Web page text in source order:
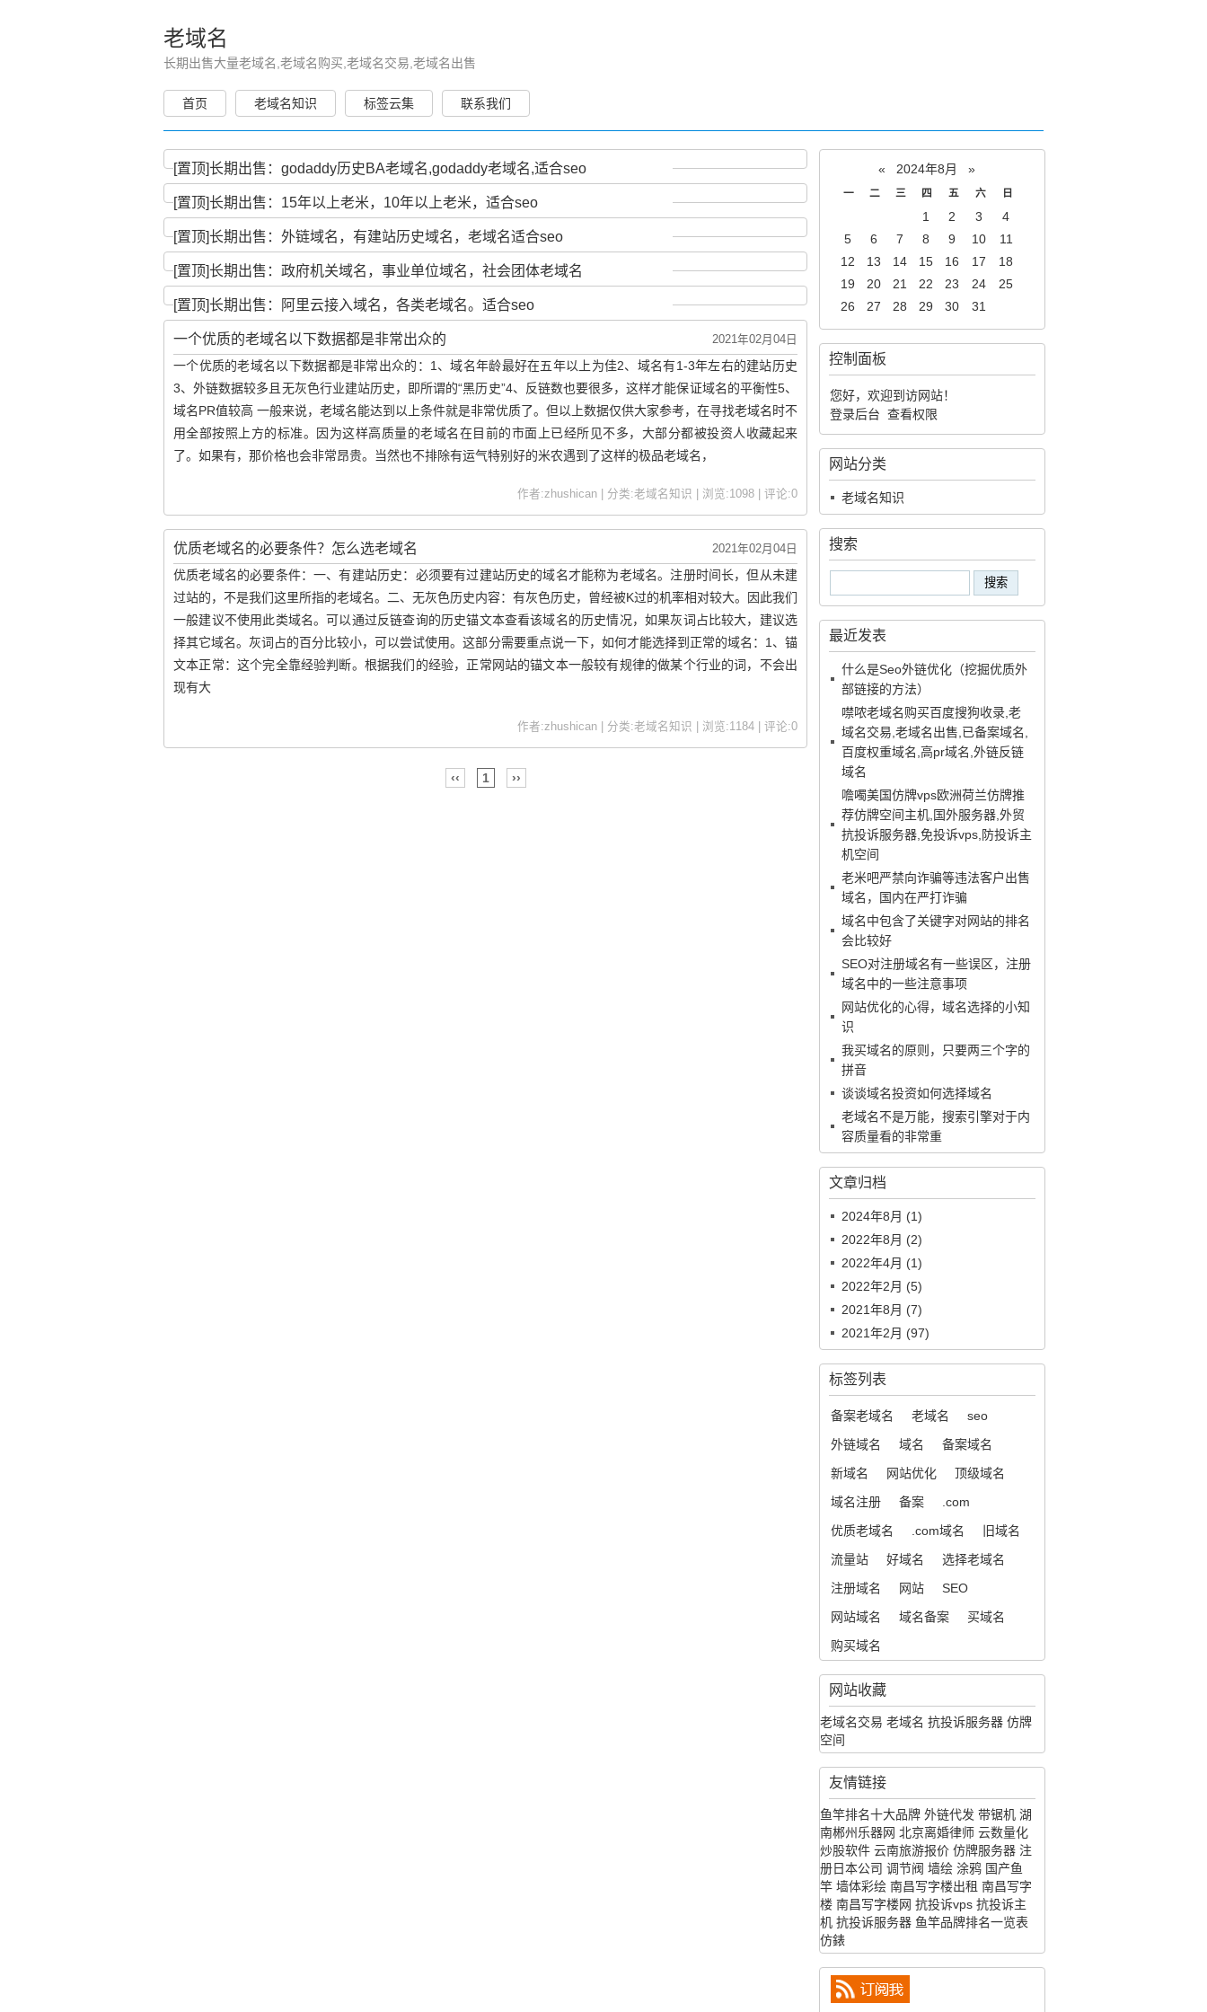
老域名
长期出售大量老域名,老域名购买,老域名交易,老域名出售
首页 老域名知识 标签云集 联系我们
[置顶]长期出售：godaddy历史BA老域名,godaddy老域名,适合seo
[置顶]长期出售：15年以上老米，10年以上老米，适合seo
[置顶]长期出售：外链域名，有建站历史域名，老域名适合seo
[置顶]长期出售：政府机关域名，事业单位域名，社会团体老域名
[置顶]长期出售：阿里云接入域名，各类老域名。适合seo
2021年02月04日
一个优质的老域名以下数据都是非常出众的
一个优质的老域名以下数据都是非常出众的：1、域名年龄最好在五年以上为佳2、域名有1-3年左右的建站历史
3、外链数据较多且无灰色行业建站历史，即所谓的“黑历史”4、反链数也要很多，这样才能保证域名的平衡性5、
域名PR值较高 一般来说，老域名能达到以上条件就是非常优质了。但以上数据仅供大家参考，在寻找老域名时不
用全部按照上方的标准。因为这样高质量的老域名在目前的市面上已经所见不多，大部分都被投资人收藏起来
了。如果有，那价格也会非常昂贵。当然也不排除有运气特别好的米农遇到了这样的极品老域名，
作者:zhushican | 分类:老域名知识 | 浏览:1098 | 评论:0
2021年02月04日
优质老域名的必要条件？怎么选老域名
优质老域名的必要条件：一、有建站历史：必须要有过建站历史的域名才能称为老域名。注册时间长，但从未建
过站的，不是我们这里所指的老域名。二、无灰色历史内容：有灰色历史，曾经被K过的机率相对较大。因此我们
一般建议不使用此类域名。可以通过反链查询的历史锚文本查看该域名的历史情况，如果灰词占比较大，建议选
择其它域名。灰词占的百分比较小，可以尝试使用。这部分需要重点说一下，如何才能选择到正常的域名：1、锚
文本正常：这个完全靠经验判断。根据我们的经验，正常网站的锚文本一般较有规律的做某个行业的词，不会出
现有大
作者:zhushican | 分类:老域名知识 | 浏览:1184 | 评论:0
‹‹ 1 ››
« 2024年8月 »
一 二 三 四 五 六 日
1 2 3
4
5
6 7 8 9 10
11
12
13 14 15 16 17
18
19
20 21 22 23 24
25
26
27 28 29 30 31
控制面板
您好，欢迎到访网站！
登录后台 查看权限
网站分类
老域名知识
搜索
最近发表
什么是Seo外链优化（挖掘优质外
部链接的方法）
噤哝老域名购买百度搜狗收录,老
域名交易,老域名出售,已备案域名,
百度权重域名,高pr域名,外链反链
域名
噡噣美国仿牌vps欧洲荷兰仿牌推
荐仿牌空间主机,国外服务器,外贸
抗投诉服务器,免投诉vps,防投诉主
机空间
老米吧严禁向诈骗等违法客户出售
域名，国内在严打诈骗
域名中包含了关键字对网站的排名
会比较好
SEO对注册域名有一些误区，注册
域名中的一些注意事项
网站优化的心得，域名选择的小知
识
我买域名的原则，只要两三个字的
拼音
谈谈域名投资如何选择域名
老域名不是万能，搜索引擎对于内
容质量看的非常重
文章归档
2024年8月 (1)
2022年8月 (2)
2022年4月 (1)
2022年2月 (5)
2021年8月 (7)
2021年2月 (97)
标签列表
备案老域名 老域名
seo
外链域名
域名
备案域名
新域名
网站优化
顶级域名
域名注册
备案
.com
优质老域名
.com域名
旧域名
流量站
好域名
选择老域名
注册域名
网站
SEO
网站域名
域名备案
买域名
购买域名
网站收藏
老域名交易 老域名 抗投诉服务器 仿牌
空间
友情链接
鱼竿排名十大品牌 外链代发 带锯机 湖
南郴州乐器网 北京离婚律师 云数量化
炒股软件 云南旅游报价 仿牌服务器 注
册日本公司 调节阀 墙绘 涂鸦 国产鱼
竿 墙体彩绘 南昌写字楼出租 南昌写字
楼 南昌写字楼网 抗投诉vps 抗投诉主
机 抗投诉服务器 鱼竿品牌排名一览表
仿錶